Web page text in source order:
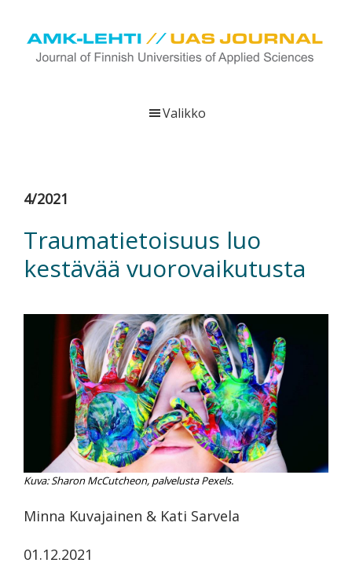
Hyppää
pääsisältöön
Hyppää
ensisijaiseen
Hyppää
alatunnisteeseen
viestittää
tutkimus-,
kehittämis-
ammattikorkeakoulutusta
koskevasta
tutkimuksesta
kiinnostuneille.
Valikko
4/2021
Traumatietoisuus luo
kestävää vuorovaikutusta
Kuva: Sharon McCutcheon, palvelusta Pexels.
Minna Kuvajainen & Kati Sarvela
01.12.2021